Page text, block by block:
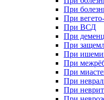
При
При
При ВСД
При
При
При
При
При
При
При